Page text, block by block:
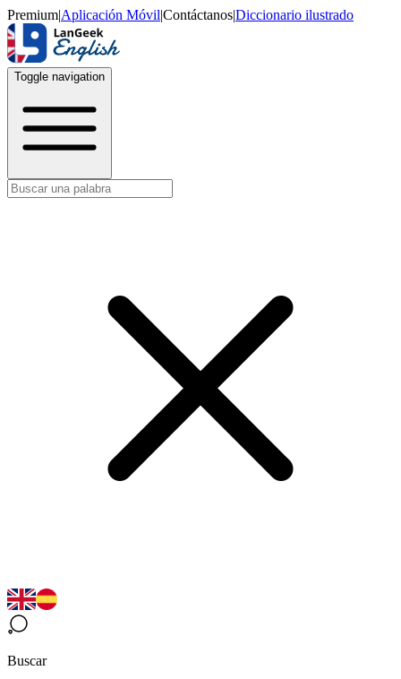
Premium|Aplicación Móvil|Contáctanos|Diccionario ilustrado
Toggle navigation
Buscar